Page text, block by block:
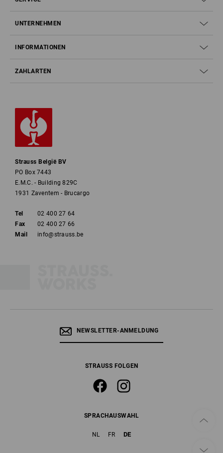
UNTERNEHMEN
INFORMATIONEN
ZAHLARTEN
Strauss België BV
PO Box 7443
E.M.C. - Building 829C
1931 Zaventem - Brucargo
Tel
02 400 27 64
Fax
02 400 27 66
Mail
info@strauss.be
NEWSLETTER-ANMELDUNG
STRAUSS FOLGEN
SPRACHAUSWAHL
NL FR DE